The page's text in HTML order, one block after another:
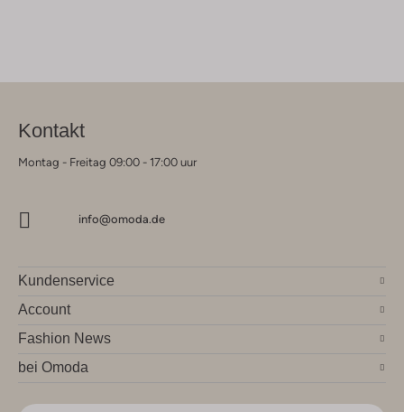
Kontakt
Montag - Freitag 09:00 - 17:00 uur
info@omoda.de
Kundenservice
Account
Fashion News
bei Omoda